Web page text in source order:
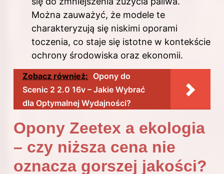
Można zauważyć, że modele te
charakteryzują się niskimi oporami
toczenia, co staje się istotne w kontekście
ochrony środowiska oraz ekonomii.
Zobacz również: Opony do
Scenic 2 2.0 16v – Jakie Wybrać
dla Optymalnej Wydajności?
Opony Zeetex a ekologia
– czy niższa cena nie
oznacza gorszej jakości?